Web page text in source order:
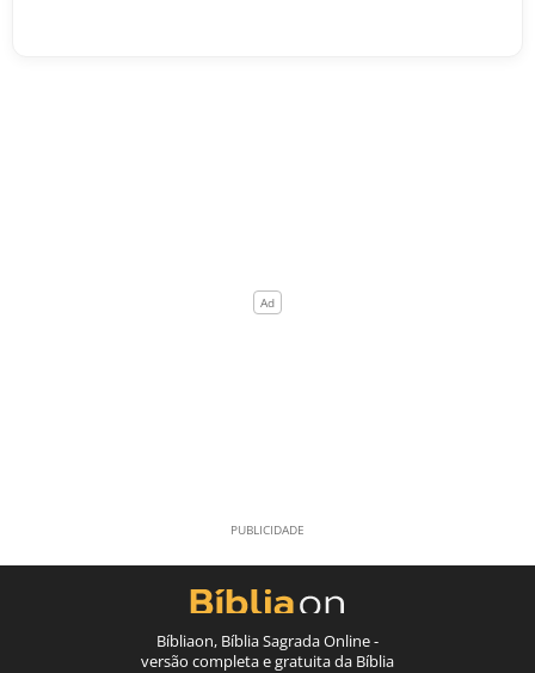
Bíbliaon, Bíblia Sagrada Online -
versão completa e gratuita da Bíblia